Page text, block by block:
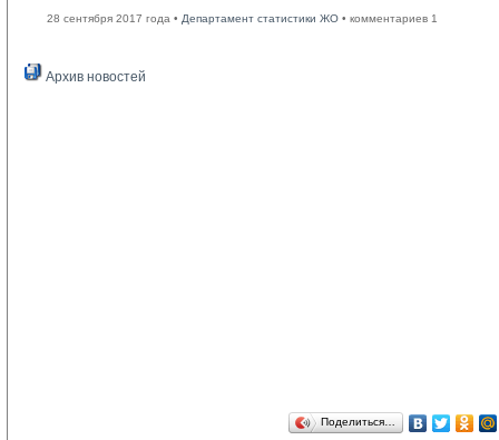
28 сентября 2017 года • Департамент статистики ЖО • комментариев 1
Архив новостей
Поделиться…